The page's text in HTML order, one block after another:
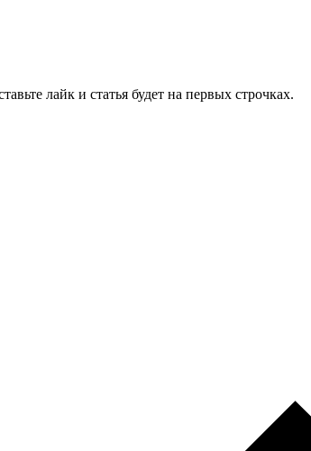
лайк и статья будет на первых строчках.